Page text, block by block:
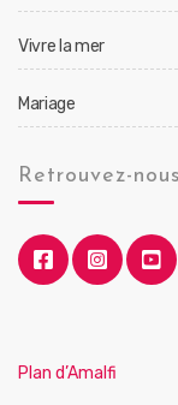
Vivre la mer
Mariage
Retrouvez-
Plan d’Amalfi